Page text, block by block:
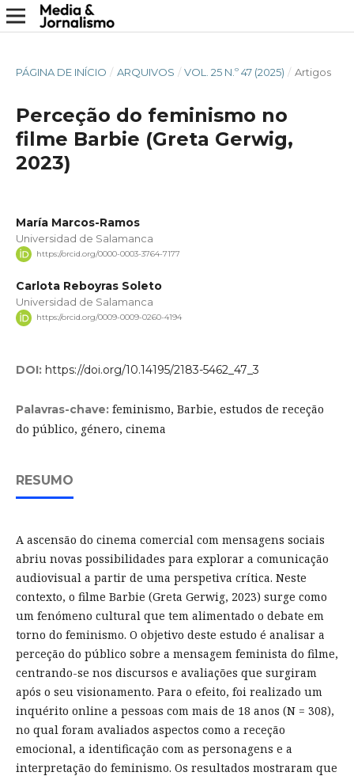
PÁGINA DE INÍCIO / ARQUIVOS / VOL. 25 N.º 47 (2025) / Artigos
Perceção do feminismo no
filme Barbie (Greta Gerwig,
2023)
María Marcos-Ramos
Universidad de Salamanca
https://orcid.org/0000-0003-3764-7177
Carlota Reboyras Soleto
Universidad de Salamanca
https://orcid.org/0009-0009-0260-4194
DOI: https://doi.org/10.14195/2183-5462_47_3
Palavras-chave: feminismo, Barbie, estudos de receção
do público, género, cinema
RESUMO
A ascensão do cinema comercial com mensagens sociais
abriu novas possibilidades para explorar a comunicação
audiovisual a partir de uma perspetiva crítica. Neste
contexto, o filme Barbie (Greta Gerwig, 2023) surge como
um fenómeno cultural que tem alimentado o debate em
torno do feminismo. O objetivo deste estudo é analisar a
perceção do público sobre a mensagem feminista do filme,
centrando-se nos discursos e avaliações que surgiram
após o seu visionamento. Para o efeito, foi realizado um
inquérito online a pessoas com mais de 18 anos (N = 308),
no qual foram avaliados aspectos como a receção
emocional, a identificação com as personagens e a
interpretação do feminismo. Os resultados mostraram que